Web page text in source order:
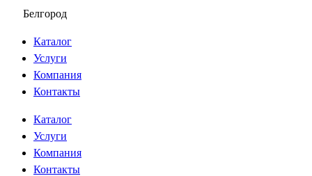
Перейти
содержимому
Белгород
Каталог
Услуги
Компания
Контакты
Каталог
Услуги
Компания
Контакты